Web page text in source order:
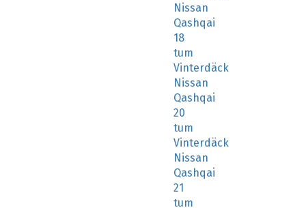
Nissan
Qashqai
18
tum
Vinterdäck
Nissan
Qashqai
20
tum
Vinterdäck
Nissan
Qashqai
21
tum